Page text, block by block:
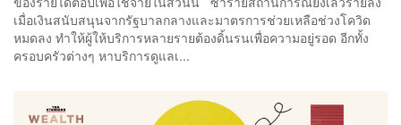
เมื่อเงินสนับสนุนจากรัฐบาลกลางและมาตรการช่วยเหลือช่วงโควิด
หมดลง ทำให้ผู้ให้บริการหลายรายต้องดิ้นรนเพื่อความอยู่รอด อีกทั้ง
ครอบครัวต่างๆ หาบริการดูแลเ...